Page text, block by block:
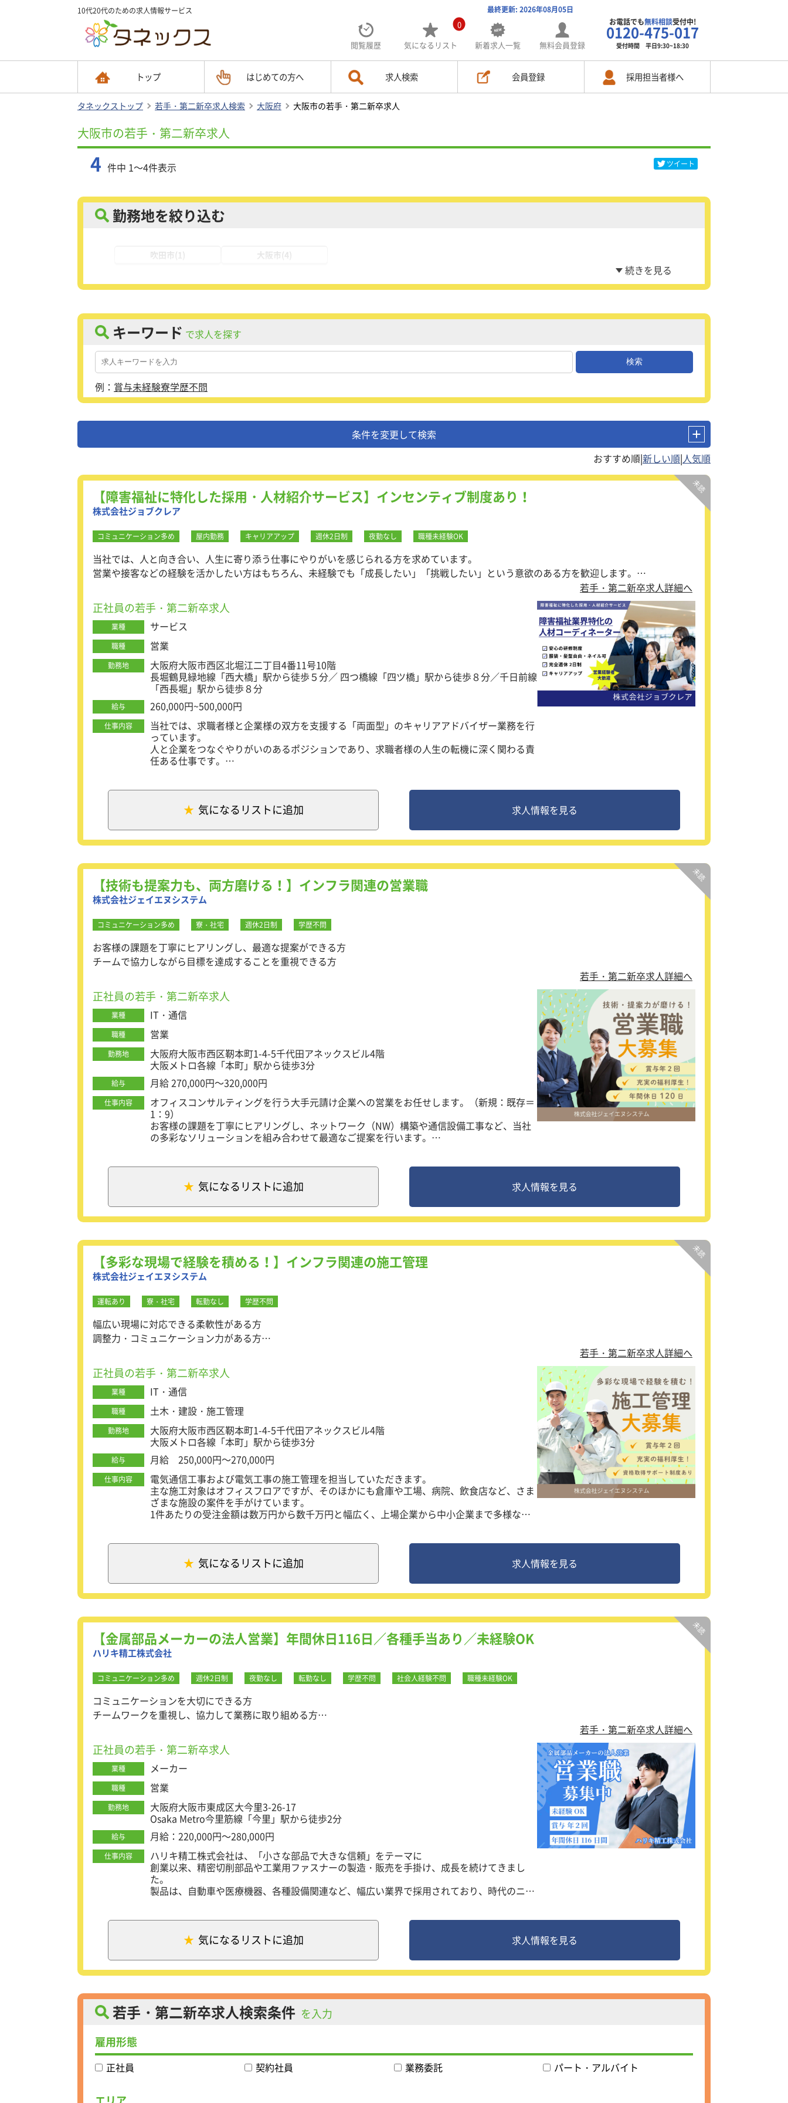
10代20代のための求人情報サービス 最終更新: 2026年08月05日
新着求人一覧
閲覧履歴
0
気になる リスト 無料会員登録
お電話でも無料相談受付中!
0120-475-017
受付時間 平日9:30~18:30
トップ はじめての方へ 求人検索 会員登録 採用担当者様へ
タネックストップ 若手・第二新卒求人検索 大阪府 大阪市の若手・第二新卒求人
大阪市の若手・第二新卒求人
4 件中 1～4件表示 ツイート
勤務地を絞り込む
吹田市(1) 大阪市(4)
キーワード で求人を探す
例： 賞与未経験寮学歴不問
条件を変更して検索
|
|
【障害福祉に特化した採用・人材紹介サービス】インセンティブ制度あり！
株式会社ジョブクレア
コミュニケーション多め 屋内勤務 キャリアアップ 週休2日制 夜勤なし 職種未経験OK
当社では、人と向き合い、人生に寄り添う仕事にやりがいを感じられる方を求めています。
営業や接客などの経験を活かしたい方はもちろん、未経験でも「成長したい」「挑戦したい」という意欲のある方を歓迎します。
年齢や経験に関係なく、成果を正当に評価する環境が整っており、若手でも早期にキャリアアップが可能です。人と接することが好きで、主体
的に動ける方にぴったりの職場です。
若手・第二新卒求人詳細へ
正社員の若手・第二新卒求人
業種 サービス
職種 営業
勤務地
大阪府大阪市西区北堀江二丁目4番11号10階
長堀鶴見緑地線「西大橋」駅から徒歩５分／ 四つ橋線「四ツ橋」駅から徒歩８分／千日前線
「西長堀」駅から徒歩８分
給与 260,000円~500,000円
仕事内容
当社では、求職者様と企業様の双方を支援する「両面型」のキャリアアドバイザー業務を行
っています。
人と企業をつなぐやりがいのあるポジションであり、求職者様の人生の転機に深く関わる責
任ある仕事です。
求職者様向けには、まず電話・Web・対面での初回面談を通じて、これまでのご経験やスキ
ル、転職におけるご希望を丁寧にヒアリングします。
その内容をもとに、最適な求人をご紹介し、選考に進む際には履歴書や職務経歴書の添削、
面接対策といった具体的なサポートも提供します。
【企業様向けの採用支援】
企業様向けには、まず募集背景やポジションに求める人物像などをヒアリングし、要件にマ
選考プロセスでは、面接日程の調整や候補者との連絡などをきめ細かく行い、スムーズな入
研修制度が充実しています。
知識に関する学習コンテンツも整備されており、未経験からでも成長できる環境を提供して
います。
【キャリアアップ】
当社は急成長中の企業であり、それに伴ってリーダー職・事業責任者・役員候補など、次々
と新しいポジションが生まれています。
経験者は将来のリーダー・マネージャー候補としての採用を想定しており、実績に応じて順
次抜擢していく方針です。
現在は幹部候補や営業統括責任者といった上位ポジションも同時に募集しており、経験を活
かして組織の中核として活躍したい方にとって、非常にチャンスのある環境です。
10：00～12：00 法人向け架電、新規求職者対応
12：00～12：30 求職者への架電対応
12：30～13：30 昼休憩
13：30～15：00 法人向け架電
15：00～16：00 求人提案先企業への内容作成・連絡
17：0～18：30 面接対策の実施
18：30～19：00 案件の整理・報告
気になるリストに追加 求人情報を見る
【技術も提案力も、両方磨ける！】インフラ関連の営業職
株式会社ジェイエヌシステム
コミュニケーション多め 寮・社宅 週休2日制 学歴不問
お客様の課題を丁寧にヒアリングし、最適な提案ができる方
チームで協力しながら目標を達成することを重視できる方
若手・第二新卒求人詳細へ
正社員の若手・第二新卒求人
業種 IT・通信
職種 営業
勤務地
大阪府大阪市西区靭本町1-4-5千代田アネックスビル4階
大阪メトロ各線「本町」駅から徒歩3分
給与 月給 270,000円～320,000円
仕事内容
オフィスコンサルティングを行う大手元請け企業への営業をお任せします。（新規：既存＝
1：9）
お客様の課題を丁寧にヒアリングし、ネットワーク（NW）構築や通信設備工事など、当社
の多彩なソリューションを組み合わせて最適なご提案を行います。
【取り扱い案件】
■ 電話工事：ビジネスフォン（電話機）の配線工事・データ設定
■ ネットワーク工事：LAN配線工事、Wi-Fi構築、ネットワークカメラ工事、データセンタ
■ 電気工事：コンセント・照明・EV（電気自動車）関連工事
※固定電話やネットワークインフラ（社内LAN）に関する案件を中心に、ヒアリングから提
案まで一貫して担当いただきます。
※1件あたりの受注金額は数万円～数千万円までと幅広く、中小企業から大手企業まで多様
【業務の流れ】
・営業活動：既存顧客への訪問アポ、電話を行い案件をご紹介いただく
・ご成約：これまでの業務を通じてお見積書を作成し、ご納得いただけたら工事に向けて準
・工事・納品：自社の技術スタッフが誠心誠意対応し完工する
・サポート：工事・納品後もサポートを行い、次の案件や追加の工事などをいただけるよう
にフォローを行う
【安心して働けるチーム体制と安定基盤】
営業目標はチーム単位で共有されており、メンバー同士が協力しながら達成を目指すスタイ
ルです。
目標金額は、担当しているお客様やご紹介いただいたお客様へのご提案内容をもとに、無理
のない範囲で設定しています。
また、担当する代理店ごとに4～5名のチームを編成しており、お互いにサポートし合える体
安定した取引基盤のもと、長期的な関係を築きながら営業活動を行うことができます。
気になるリストに追加 求人情報を見る
【多彩な現場で経験を積める！】インフラ関連の施工管理
株式会社ジェイエヌシステム
運転あり 寮・社宅 転勤なし 学歴不問
幅広い現場に対応できる柔軟性がある方
調整力・コミュニケーション力がある方
若手・第二新卒求人詳細へ
正社員の若手・第二新卒求人
業種 IT・通信
職種 土木・建設・施工管理
勤務地
大阪府大阪市西区靭本町1-4-5千代田アネックスビル4階
大阪メトロ各線「本町」駅から徒歩3分
給与 月給 250,000円～270,000円
仕事内容
電気通信工事および電気工事の施工管理を担当していただきます。
主な施工対象はオフィスフロアですが、そのほかにも倉庫や工場、病院、飲食店など、さま
ざまな施設の案件を手がけています。
1件あたりの受注金額は数万円から数千万円と幅広く、上場企業から中小企業まで多様なお
【担当する工事内容】
電話関連の工事では、ビジネスフォン（電話機）の配線やデータ設定を行います。
ネットワーク関連の工事では、LAN配線やWi-Fi環境の構築、ネットワークカメラの設置、デ
ータセンターでの作業など、幅広い業務に携わります。
※1日に1～3件、1か月で10～20件程度の工事を担当していただきます。多様な現場経験を
積みながら、確実にスキルアップできる環境です。
・現場での指示だし、安全?進捗?品質の管理
・完成図書などの資料作成
当社は上場企業など大手クライアントと取引しており、安定した事業基盤を確立。
担。スキルアップも全力で支援します！
気になるリストに追加 求人情報を見る
【金属部品メーカーの法人営業】年間休日116日／各種手当あり／未経験OK
ハリキ精工株式会社
コミュニケーション多め 週休2日制 夜勤なし 転勤なし 学歴不問 社会人経験不問 職種未経験OK
コミュニケーションを大切にできる方
チームワークを重視し、協力して業務に取り組める方
若手・第二新卒求人詳細へ
正社員の若手・第二新卒求人
業種 メーカー
職種 営業
勤務地
大阪府大阪市東成区大今里3-26-17
Osaka Metro今里筋線「今里」駅から徒歩2分
給与 月給：220,000円～280,000円
仕事内容
ハリキ精工株式会社は、「小さな部品で大きな信頼」をテーマに
創業以来、精密切削部品や工業用ファスナーの製造・販売を手掛け、成長を続けてきまし
た。
製品は、自動車や医療機器、各種設備関連など、幅広い業界で採用されており、時代のニー
ル・タイといった海外拠点でも事業を展開しています。私たちとともに成長し、新しい挑戦
に取り組む仲間を募集します！
【取扱製品】
金属切削加工部品を中心に、お客様のオーダーに合わせたカスタマイズ製品を仕入先に製造
主力事業は自動車関連、医療機器関連、建機関連です。主要取引先にはデンソー、川崎重
工、オリンパスなどがあります！
・お客様から提供された図面をもとに見積書を作成
・納期や各種お問い合わせへの対応
気になるリストに追加 求人情報を見る
若手・第二新卒求人検索条件 を入力
雇用形態
正社員 契約社員 業務委託 パート・アルバイト